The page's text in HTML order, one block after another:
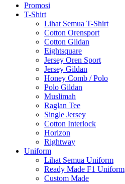
Promosi
T-Shirt
Lihat Semua T-Shirt
Cotton Orensport
Cotton Gildan
Eightsquare
Jersey Oren Sport
Jersey Gildan
Honey Comb / Polo
Polo Gildan
Muslimah
Raglan Tee
Single Jersey
Cotton Interlock
Horizon
Rightway
Uniform
Lihat Semua Uniform
Ready Made F1 Uniform
Custom Made